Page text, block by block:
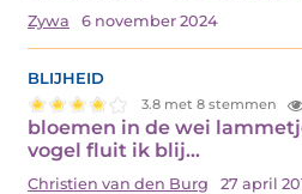
Zywa 6 november 2024
blijheid
3.8 met 8 stemmen
bloemen in de wei
vogel fluit ik blij…
Christien van den Burg 27 april